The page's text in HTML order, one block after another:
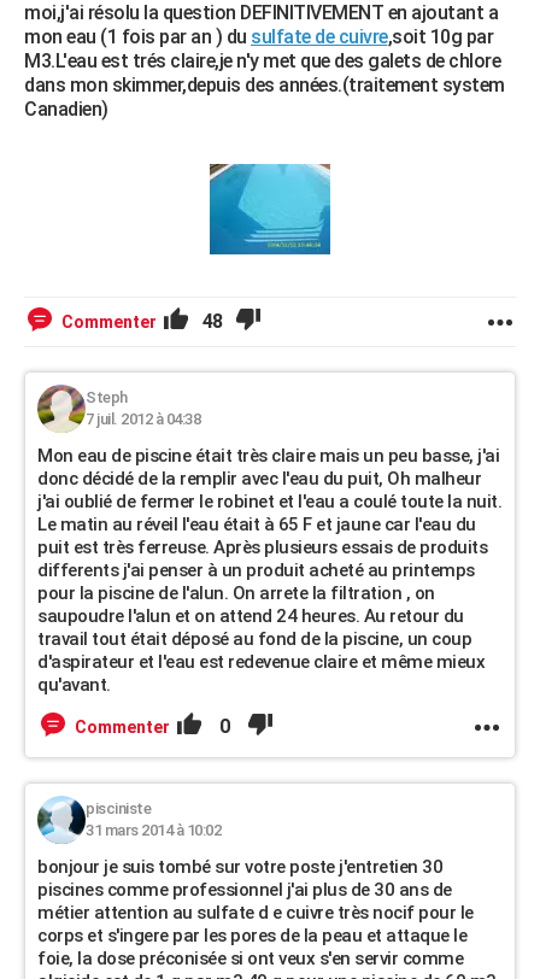
moi,j'ai résolu la question DEFINITIVEMENT en ajoutant a
mon eau (1 fois par an ) du sulfate de cuivre,soit 10g par
M3.L'eau est trés claire,je n'y met que des galets de chlore
dans mon skimmer,depuis des années.(traitement system
Canadien)
Commenter 48
Steph
7 juil. 2012 à 04:38
Mon eau de piscine était très claire mais un peu basse, j'ai
donc décidé de la remplir avec l'eau du puit, Oh malheur
j'ai oublié de fermer le robinet et l'eau a coulé toute la nuit.
Le matin au réveil l'eau était à 65 F et jaune car l'eau du
puit est très ferreuse. Après plusieurs essais de produits
differents j'ai penser à un produit acheté au printemps
pour la piscine de l'alun. On arrete la filtration , on
saupoudre l'alun et on attend 24 heures. Au retour du
travail tout était déposé au fond de la piscine, un coup
d'aspirateur et l'eau est redevenue claire et même mieux
qu'avant.
Commenter 0
pisciniste
31 mars 2014 à 10:02
bonjour je suis tombé sur votre poste j'entretien 30
piscines comme professionnel j'ai plus de 30 ans de
métier attention au sulfate d e cuivre très nocif pour le
corps et s'ingere par les pores de la peau et attaque le
foie, la dose préconisée si ont veux s'en servir comme